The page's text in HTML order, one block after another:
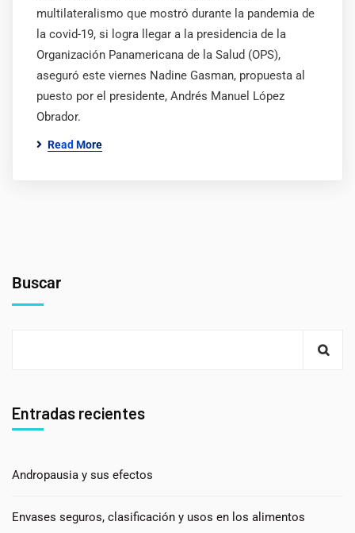
multilateralismo que mostró durante la pandemia de
la covid-19, si logra llegar a la presidencia de la
Organización Panamericana de la Salud (OPS),
aseguró este viernes Nadine Gasman, propuesta al
puesto por el presidente, Andrés Manuel López
Obrador.
Read More
Buscar
Entradas recientes
Andropausia y sus efectos
Envases seguros, clasificación y usos en los alimentos